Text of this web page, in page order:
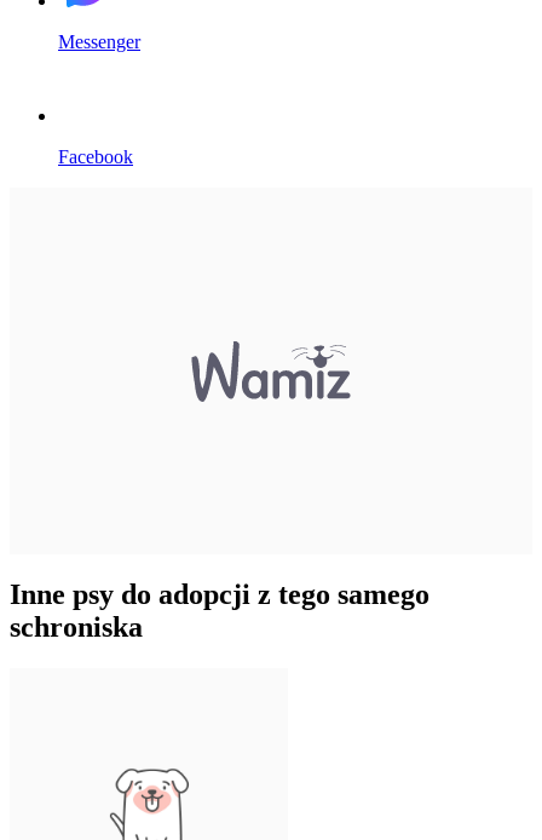
Messenger
Facebook
Inne psy do adopcji z tego samego
schroniska